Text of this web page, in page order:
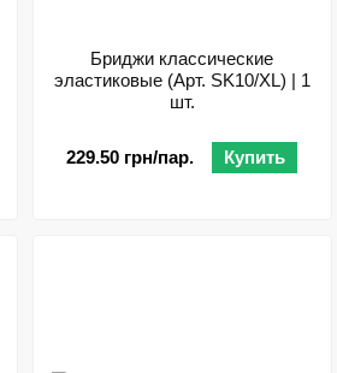
Бриджи классические
эластиковые (Арт. SK10/XL) | 1
шт.
229.50 грн/пар. Купить